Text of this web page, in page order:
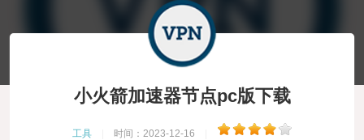
小火箭加速器节点pc版下载
工具 时间：2023-12-16